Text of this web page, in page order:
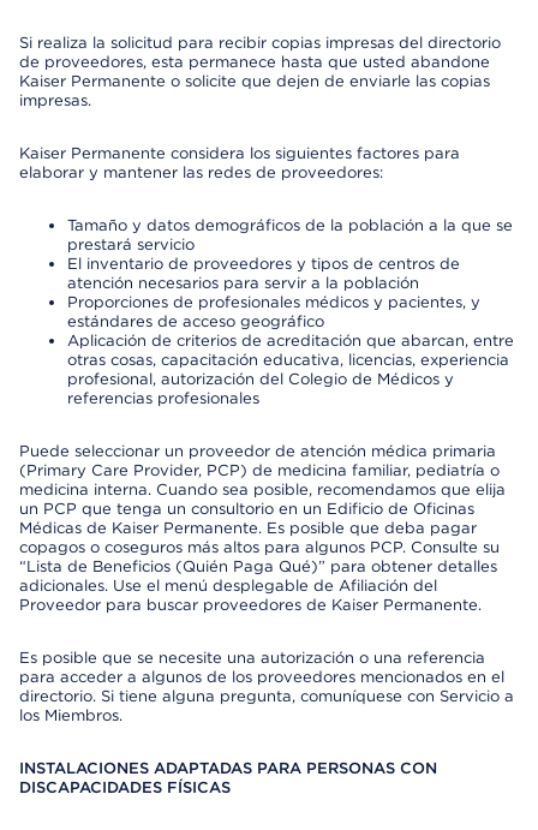
Si realiza la solicitud para recibir copias impresas del directorio
de proveedores, esta permanece hasta que usted abandone
Kaiser Permanente o solicite que dejen de enviarle las copias
impresas.
Kaiser Permanente considera los siguientes factores para
elaborar y mantener las redes de proveedores:
Tamaño y datos demográficos de la población a la que se
prestará servicio
El inventario de proveedores y tipos de centros de
atención necesarios para servir a la población
Proporciones de profesionales médicos y pacientes, y
estándares de acceso geográfico
Aplicación de criterios de acreditación que abarcan, entre
otras cosas, capacitación educativa, licencias, experiencia
profesional, autorización del Colegio de Médicos y
referencias profesionales
Puede seleccionar un proveedor de atención médica primaria
(Primary Care Provider, PCP) de medicina familiar, pediatría o
medicina interna. Cuando sea posible, recomendamos que elija
un PCP que tenga un consultorio en un Edificio de Oficinas
Médicas de Kaiser Permanente. Es posible que deba pagar
copagos o coseguros más altos para algunos PCP. Consulte su
“Lista de Beneficios (Quién Paga Qué)” para obtener detalles
adicionales. Use el menú desplegable de Afiliación del
Proveedor para buscar proveedores de Kaiser Permanente.
Es posible que se necesite una autorización o una referencia
para acceder a algunos de los proveedores mencionados en el
directorio. Si tiene alguna pregunta, comuníquese con Servicio a
los Miembros.
INSTALACIONES ADAPTADAS PARA PERSONAS CON
DISCAPACIDADES FÍSICAS